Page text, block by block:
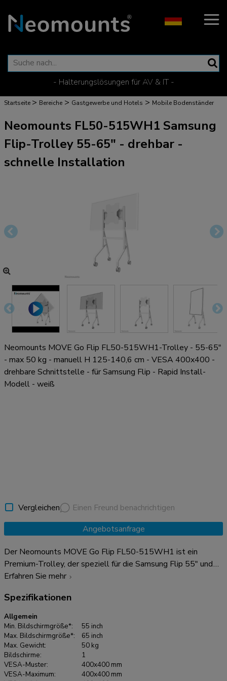
- Halterungslösungen für AV & IT -
Startseite > Bereiche > Gastgewerbe und Hotels > Mobile Bodenständer
Neomounts FL50-515WH1 Samsung
Flip-Trolley 55-65" - drehbar -
schnelle Installation
Neomounts MOVE Go Flip FL50-515WH1-Trolley - 55-65"
- max 50 kg - manuell H 125-140,6 cm - VESA 400x400 -
drehbare Schnittstelle - für Samsung Flip - Rapid Install-
Modell - weiß
Vergleichen
Einen Freund benachrichtigen
Angebotsanfrage
Der Neomounts MOVE Go Flip FL50-515WH1 ist ein
Premium-Trolley, der speziell für die Samsung Flip 55" und
65" Displays entwickelt wurde. Dank seiner schnell
das perfekt auf den Samsung Flip abgestimmt ist, können
Benutzer ihn mühelos bewegen, einstellen und präsentieren.
Er ist die ideale Lösung für die flexible Zusammenarbeit in
modernen Klassenzimmern, Besprechungsräumen und
dynamischen Arbeitsumgebungen. Die stufenlose 90°-
Drehung des Neomounts MOVE Go Flip ermöglicht den
einfachen Wechsel zwischen Hoch- und Querformat - perfekt
Erfahren Sie mehr
Spezifikationen
Allgemein
Min. Bildschirmgröße*:
55 inch
Max. Bildschirmgröße*:
65 inch
Max. Gewicht:
50 kg
Bildschirme:
1
VESA-Muster:
400x400 mm
VESA-Maximum:
400x400 mm